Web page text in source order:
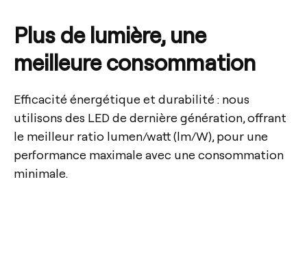
Plus de lumière, une
meilleure consommation
Efficacité énergétique et durabilité : nous
utilisons des LED de dernière génération, offrant
le meilleur ratio lumen/watt (lm/W), pour une
performance maximale avec une consommation
minimale.